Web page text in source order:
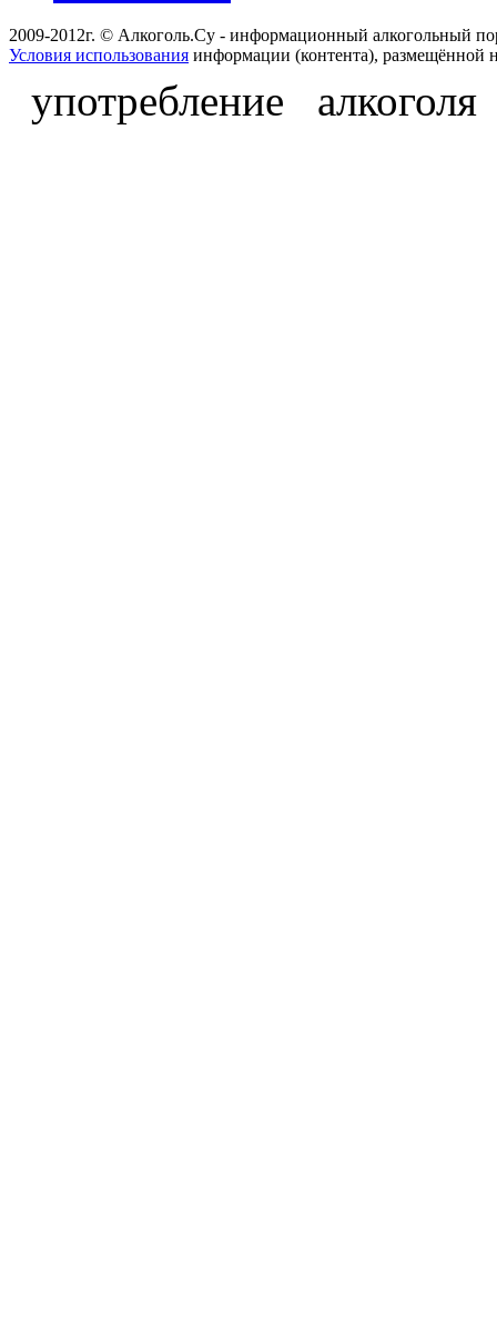
2009-2012г. © Алкоголь.Су - информационный алкогольный
Условия использования информации (контента), размещённой
употребление